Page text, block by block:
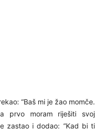
“Baš mi je žao momče.
prvo moram riješiti svoj
zastao i dodao: “Kad bi ti